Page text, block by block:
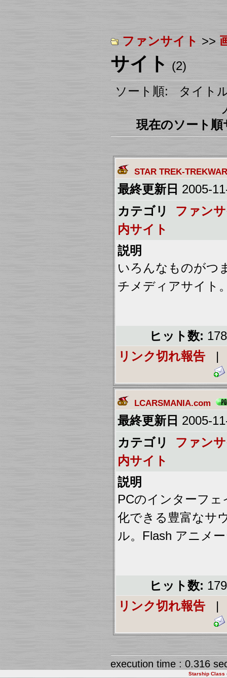
ファンサイト >>
サイト (2)
ソート順: タイト
現在のソート
STAR TREK-
最終更新日 2005-
カテゴリ
ファン
内サイト
説明
いろんなものがつ
チメディアサイト
ヒット数:
リンク切れ報告
LCARSMANIA.com
最終更新日 2005-
カテゴリ
ファン
内サイト
説明
PCのインターフェ
化できる豊富なサ
ル。Flash アニメ
ヒット数:
リンク切れ報告
execution time : 0.316
Starship Class